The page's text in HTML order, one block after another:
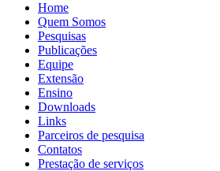
Home
Quem Somos
Pesquisas
Publicações
Equipe
Extensão
Ensino
Downloads
Links
Parceiros de pesquisa
Contatos
Prestação de serviços